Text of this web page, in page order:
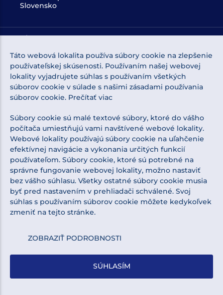
Slovensko
O NÁS
NEWSLETTER
Súhlasím so spracovaním osobných údajov pre
marketingové účely.Zásady ochrany osobných údajov.
Web dizajn: MARLOW DESIGN
Táto webová lokalita používa súbory cookie na zlepšenie
používateľskej skúsenosti. Používaním našej webovej
lokality vyjadrujete súhlas s používaním všetkých
súborov cookie v súlade s našimi zásadami používania
súborov cookie. Prečítať viac
Súbory cookie sú malé textové súbory, ktoré do vášho
počítača umiestňujú vami navštívené webové lokality.
Webové lokality používajú súbory cookie na uľahčenie
efektívnej navigácie a vykonania určitých funkcií
používateľom. Súbory cookie, ktoré sú potrebné na
správne fungovanie webovej lokality, možno nastaviť
bez vášho súhlasu. Všetky ostatné súbory cookie musia
byť pred nastavením v prehliadači schválené. Svoj
súhlas s používaním súborov cookie môžete kedykoľvek
zmeniť na tejto stránke.
ZOBRAZIŤ PODROBNOSTI
SÚHLASÍM